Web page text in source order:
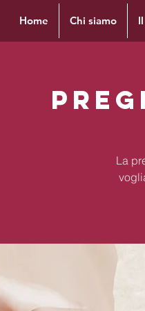
Home Chi siamo
La